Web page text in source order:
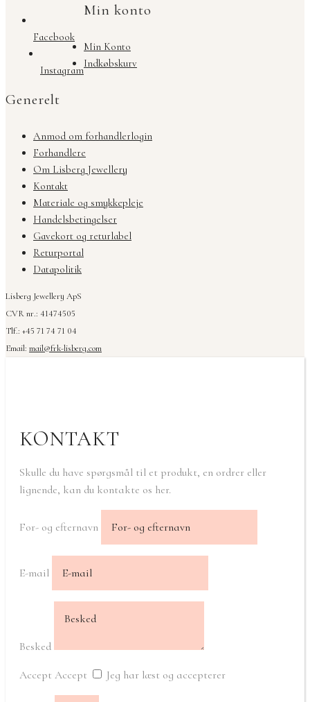
Facebook
Instagram
Min konto
Min Konto
Indkøbskurv
Generelt
Anmod om forhandlerlogin
Forhandlere
Om Lisberg Jewellery
Kontakt
Materiale og smykkepleje
Handelsbetingelser
Gavekort og returlabel
Returportal
Datapolitik
Lisberg Jewellery ApS
CVR nr.: 41474505
Tlf.: +45 71 74 71 04
Email: mail@frk-lisberg.com
KONTAKT
Skulle du have spørgsmål til et produkt, en ordrer eller
lignende, kan du kontakte os her.
For- og efternavn
E-mail
Besked
Accept Accept Jeg har læst og accepterer